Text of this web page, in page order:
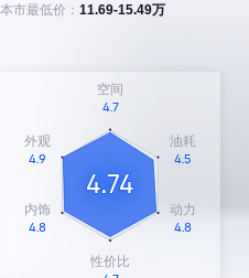
本市最低价： 11.69-15.49万